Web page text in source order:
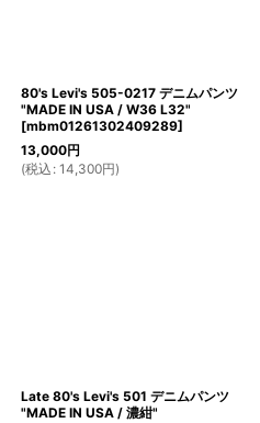
80's Levi's 505-0217 デニムパンツ
"MADE IN USA / W36 L32"
[mbm01261302409289]
13,000円
(税込 : 14,300円)
Late 80's Levi's 501 デニムパンツ
"MADE IN USA / 濃紺"